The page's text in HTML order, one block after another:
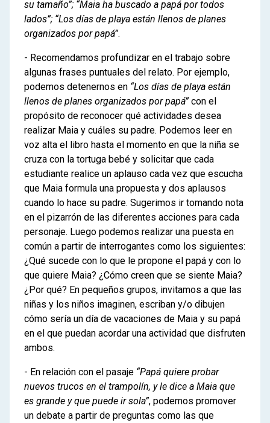
su tamaño”; “Maia ha buscado a papá por todos
lados”; “Los días de playa están llenos de planes
organizados por papá”.
- Recomendamos profundizar en el trabajo sobre
algunas frases puntuales del relato. Por ejemplo,
podemos detenernos en “Los días de playa están
llenos de planes organizados por papá”con el
propósito de reconocer qué actividades desea
realizar Maia y cuáles su padre. Podemos leer en
voz alta el libro hasta el momento en que la niña se
cruza con la tortuga bebé y solicitar que cada
estudiante realice un aplauso cada vez que escucha
que Maia formula una propuesta y dos aplausos
cuando lo hace su padre. Sugerimos ir tomando nota
en el pizarrón de las diferentes acciones para cada
personaje. Luego podemos realizar una puesta en
común a partir de interrogantes como los siguientes:
¿Qué sucede con lo que le propone el papá y con lo
que quiere Maia? ¿Cómo creen que se siente Maia?
¿Por qué? En pequeños grupos, invitamos a que las
niñas y los niños imaginen, escriban y/o dibujen
cómo sería un día de vacaciones de Maia y su papá
en el que puedan acordar una actividad que disfruten
ambos.
- En relación con el pasaje “Papá quiere probar
nuevos trucos en el trampolín, y le dice a Maia que
es grande y que puede ir sola”, podemos promover
un debate a partir de preguntas como las que